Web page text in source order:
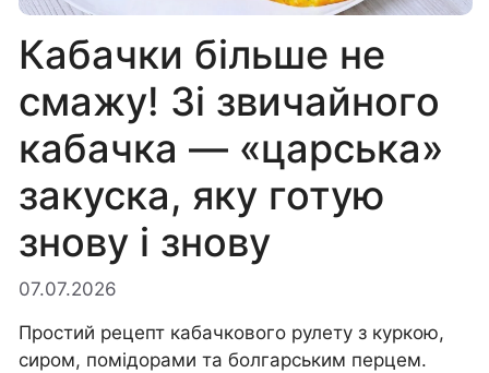
Кабачки більше не
смажу! Зі звичайного
кабачка — «царська»
закуска, яку готую
знову і знову
07.07.2026
Простий рецепт кабачкового рулету з куркою,
сиром, помідорами та болгарським перцем.